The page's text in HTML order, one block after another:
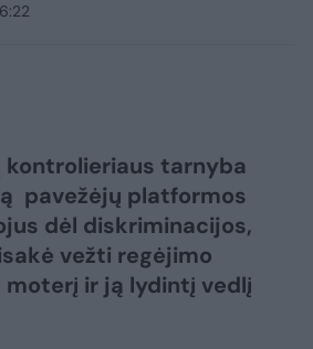
kontrolieriaus tarnyba
pavežėjų platformos
dėl diskriminacijos,
vežti regėjimo
ir ją lydintį vedlį